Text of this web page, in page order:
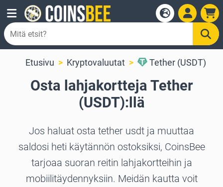
Etusivu Kryptovaluutat Tether (USDT)
Osta lahjakortteja Tether
(USDT):llä
Jos haluat osta tether usdt ja muuttaa
saldosi heti käytännön ostoksiksi, CoinsBee
tarjoaa suoran reitin lahjakortteihin ja
mobiilitäydennyksiin. Meidän kautta voit